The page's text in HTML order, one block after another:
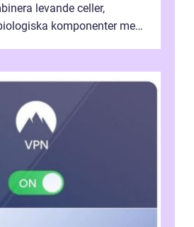
levande celler,
komponenter med